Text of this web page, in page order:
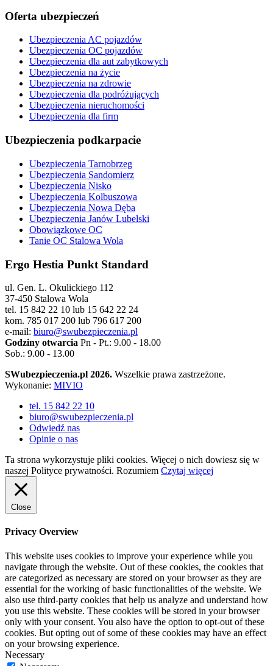
Oferta ubezpieczeń
Ubezpieczenia AC pojazdów
Ubezpieczenia OC pojazdów
Ubezpieczenia dla aut zabytkowych
Ubezpieczenia na życie
Ubezpieczenia na zdrowie
Ubezpieczenia dla podróżujących
Ubezpieczenia nieruchomości
Ubezpieczenia dla firm
Ubezpieczenia podkarpacie
Ubezpieczenia Tarnobrzeg
Ubezpieczenia Sandomierz
Ubezpieczenia Nisko
Ubezpieczenia Kolbuszowa
Ubezpieczenia Nowa Dęba
Ubezpieczenia Janów Lubelski
Obowiązkowe OC
Tanie OC Stalowa Wola
Ergo Hestia Punkt Standard
ul. Gen. L. Okulickiego 112
37-450 Stalowa Wola
tel. 15 842 22 10 lub 15 642 22 24
kom. 785 017 200 lub 796 617 200
e-mail: biuro@swubezpieczenia.pl
Godziny otwarcia Pn - Pt.: 9.00 - 18.00
Sob.: 9.00 - 13.00
SWubezpieczenia.pl 2026. Wszelkie prawa zastrzeżone.
Wykonanie: MIVIO
tel. 15 842 22 10
biuro@swubezpieczenia.pl
Odwiedź nas
Opinie o nas
Ta strona wykorzystuje pliki cookies. Więcej o nich dowiesz się w
naszej Polityce prywatności. Rozumiem Czytaj więcej
Close
Privacy Overview
This website uses cookies to improve your experience while you
navigate through the website. Out of these cookies, the cookies that
are categorized as necessary are stored on your browser as they are
essential for the working of basic functionalities of the website. We
also use third-party cookies that help us analyze and understand how
you use this website. These cookies will be stored in your browser
only with your consent. You also have the option to opt-out of these
cookies. But opting out of some of these cookies may have an effect
on your browsing experience.
Necessary